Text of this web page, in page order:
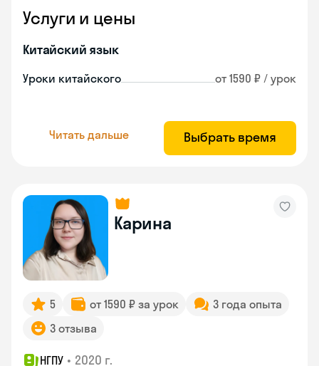
Услуги и цены
Китайский язык
Уроки китайского от 1590 ₽ / урок
Читать дальше Выбрать время
Карина
5 от 1590 ₽ за урок
3 года опыта
3 отзыва
НГПУ • 2020 г.